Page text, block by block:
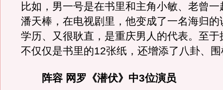
比如，男一号是在书里和主角小敏、老曾
潘天棒，在电视剧里，他变成了一名海归的
学历、又很耿直，是重庆男人的代表。至于
不仅仅是书里的12张纸，还增添了八卦、
阵容 网罗《潜伏》中3位演员